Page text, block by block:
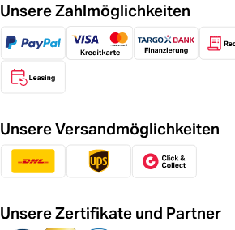
Unsere Zahlmöglichkeiten
Unsere Versandmöglichkeiten
Unsere Zertifikate und Partner